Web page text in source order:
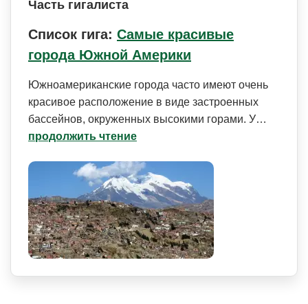
Часть гигалиста
Список гига: Самые красивые
города Южной Америки
Южноамериканские города часто имеют очень
красивое расположение в виде застроенных
бассейнов, окруженных высокими горами. У…
продолжить чтение